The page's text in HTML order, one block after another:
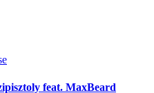
feat. MaxBeard